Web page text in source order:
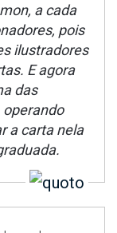
a cada
pois
ilustradores
E agora
das
operando
a carta nela